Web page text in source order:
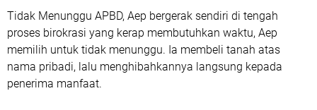
Tidak Menunggu APBD, Aep bergerak sendiri di tengah
proses birokrasi yang kerap membutuhkan waktu, Aep
memilih untuk tidak menunggu. Ia membeli tanah atas
nama pribadi, lalu menghibahkannya langsung kepada
penerima manfaat.